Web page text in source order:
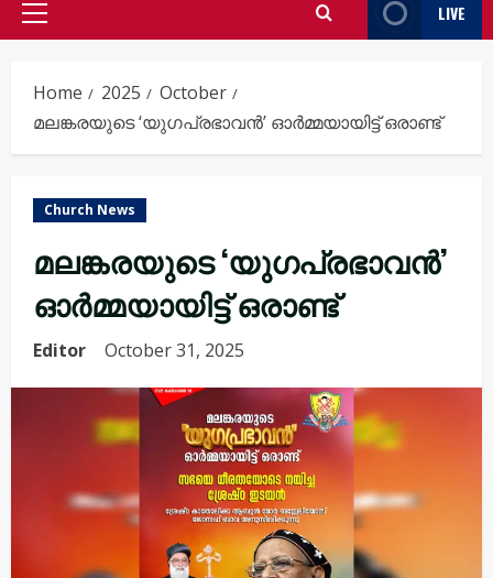
Primary
LIVE
Home 2025
October
മലങ്കരയുടെ ‘യുഗപ്രഭാവൻ’ ഓർമ്മയായിട്ട് ഒരാണ്ട്
Church News
മലങ്കരയുടെ ‘യുഗപ്രഭാവൻ’
ഓർമ്മയായിട്ട് ഒരാണ്ട്
Editor October 31, 2025